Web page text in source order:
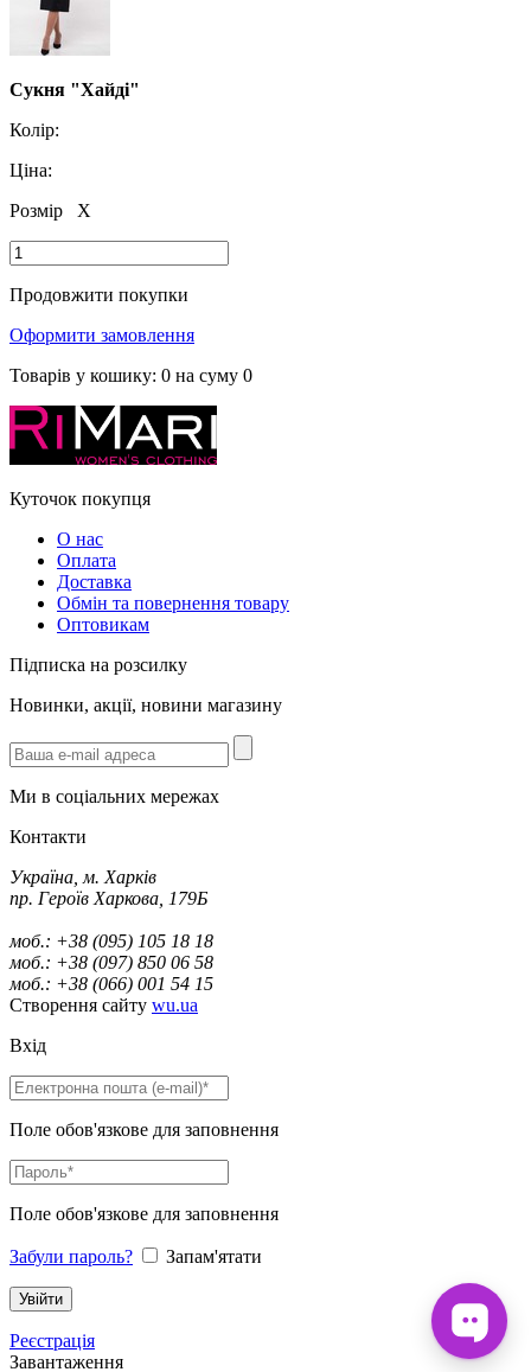
Сукня "Хайді"
Колір:
Ціна:
Розмір
X
Продовжити покупки
Оформити замовлення
Товарів у кошику: 0 на суму 0
Куточок покупця
О нас
Оплата
Доставка
Обмін та повернення товару
Оптовикам
Підписка на розсилку
Новинки, акції, новини магазину
Ми в соціальних мережах
Контакти
Україна, м. Харків
пр. Героїв Харкова, 179Б
моб.: +38 (095) 105 18 18
моб.: +38 (097) 850 06 58
моб.: +38 (066) 001 54 15
Створення сайту wu.ua
Вхід
Поле обов'язкове для заповнення
Поле обов'язкове для заповнення
Забули пароль? Запам'ятати
Реєстрація
Завантаження